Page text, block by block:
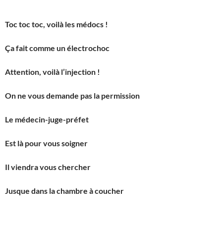
Toc toc toc, voilà les médocs !
Ça fait comme un électrochoc
Attention, voilà l’injection !
On ne vous demande pas la permission
Le médecin-juge-préfet
Est là pour vous soigner
Il viendra vous chercher
Jusque dans la chambre à coucher